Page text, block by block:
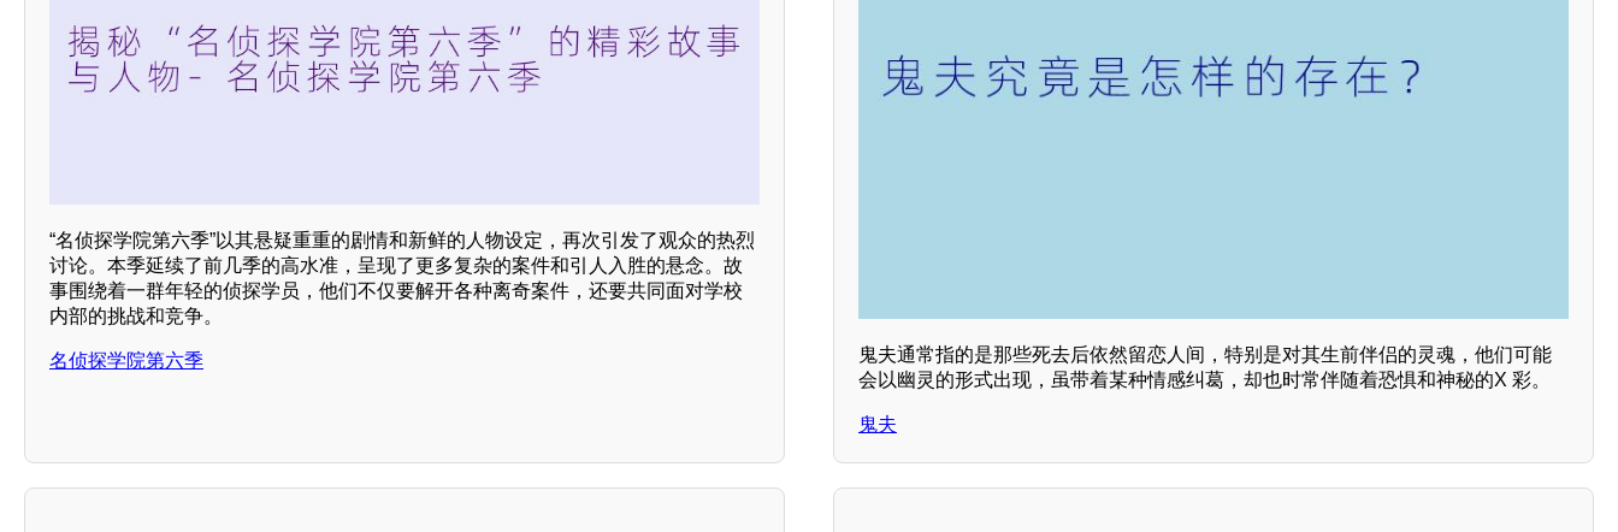
“名侦探学院第六季”以其悬疑重重的剧情和新鲜的人物设定，再次引发了观众的热烈
讨论。本季延续了前几季的高水准，呈现了更多复杂的案件和引人入胜的悬念。故
事围绕着一群年轻的侦探学员，他们不仅要解开各种离奇案件，还要共同面对学校
内部的挑战和竞争。
名侦探学院第六季
鬼夫通常指的是那些死去后依然留恋人间，特别是对其生前伴侣的灵魂，他们可能
会以幽灵的形式出现，虽带着某种情感纠葛，却也时常伴随着恐惧和神秘的X 彩。
鬼夫